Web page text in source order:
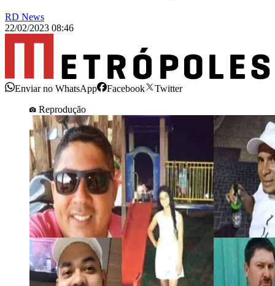
RD News
22/02/2023 08:46
Enviar no WhatsApp Facebook
Twitter
Reprodução